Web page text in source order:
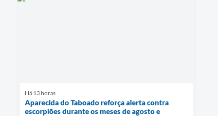
Há 13 horas
Aparecida do Taboado reforça alerta contra
escorpiões durante os meses de agosto e